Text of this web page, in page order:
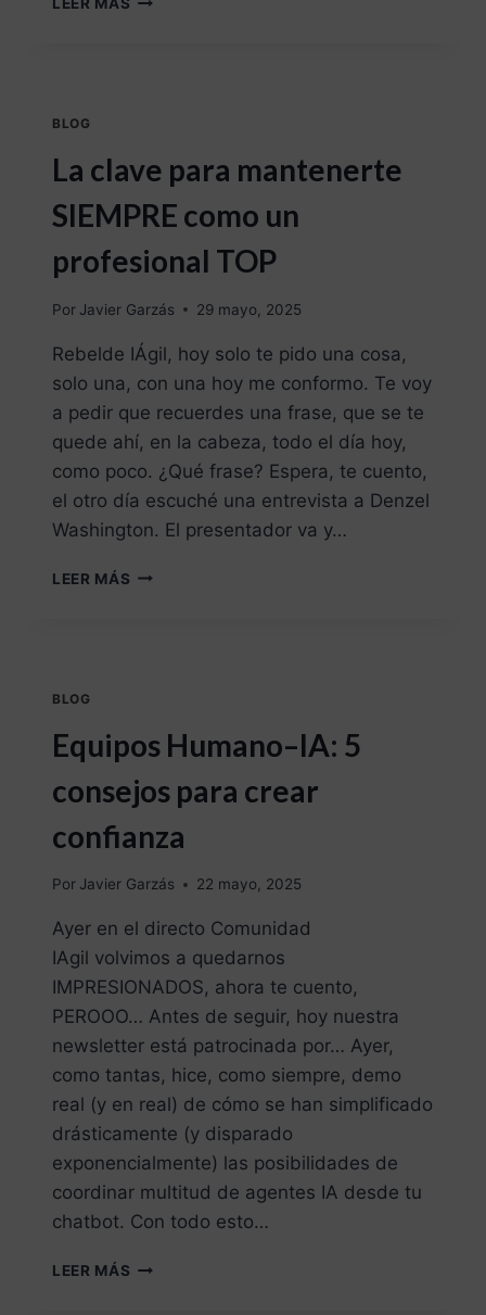
BLOG
La clave para mantenerte
SIEMPRE como un
profesional TOP
Por Javier Garzás 29 mayo, 2025
Rebelde IÁgil, hoy solo te pido una cosa,
solo una, con una hoy me conformo. Te voy
a pedir que recuerdes una frase, que se te
quede ahí, en la cabeza, todo el día hoy,
como poco. ¿Qué frase? Espera, te cuento,
el otro día escuché una entrevista a Denzel
Washington. El presentador va y…
LEER MÁS
BLOG
Equipos Humano–IA: 5
consejos para crear
confianza
Por Javier Garzás 22 mayo, 2025
Ayer en el directo Comunidad
IAgil volvimos a quedarnos
IMPRESIONADOS, ahora te cuento,
PEROOO… Antes de seguir, hoy nuestra
newsletter está patrocinada por… Ayer,
como tantas, hice, como siempre, demo
real (y en real) de cómo se han simplificado
drásticamente (y disparado
exponencialmente) las posibilidades de
coordinar multitud de agentes IA desde tu
chatbot. Con todo esto…
LEER MÁS